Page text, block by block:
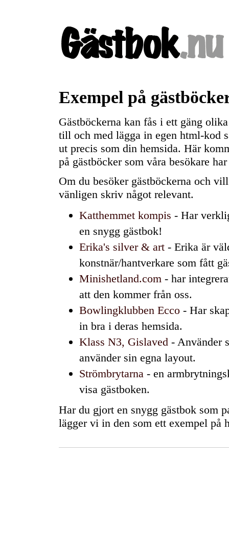
Exempel på
Gästböckerna kan fås i ett gäng
till och med lägga in egen html-kod
ut precis som din hemsida. Här
på gästböcker som våra besökare
Om du besöker gästböckerna och
vänligen skriv något relevant.
Katthemmet kompis - Har
en snygg gästbok!
Erika's silver & art - Erika är
konstnär/hantverkare som fått
Minishetland.com - har
att den kommer från oss.
Bowlingklubben Ecco - Har
in bra i deras hemsida.
Klass N3, Gislaved - Använder
använder sin egna layout.
Strömbrytarna - en
visa gästboken.
Har du gjort en snygg gästbok som
lägger vi in den som ett exempel på